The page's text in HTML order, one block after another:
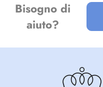
Bisogno di
aiuto?